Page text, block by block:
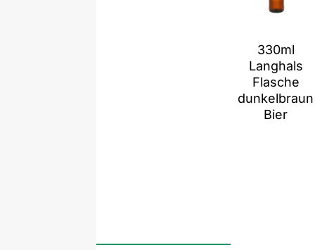
330ml
Langhals
Flasche
dunkelbraun
Bier